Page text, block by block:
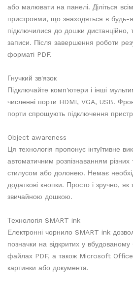
або малювати на панелі. Діліться
пристроями, що знаходяться в будь-
підключилися до дошки дистанційно,
записи. Після завершення роботи
форматі PDF.
Гнучкий зв'язок
Підключайте комп'ютери і інші
численні порти HDMI, VGA, USB.
порти спрощують підключення
Object awareness
Ця технологія пропонує інтуїтивне
автоматичним розпізнаванням різних
стилусом або долонею. Немає
додаткові кнопки. Просто і зручно,
звичайною дошкою.
Технологія SMART ink
Електронні чорнило SMART ink
позначки на відкритих у вбудованому
файлах PDF, а також Microsoft Office,
картинки або документа.